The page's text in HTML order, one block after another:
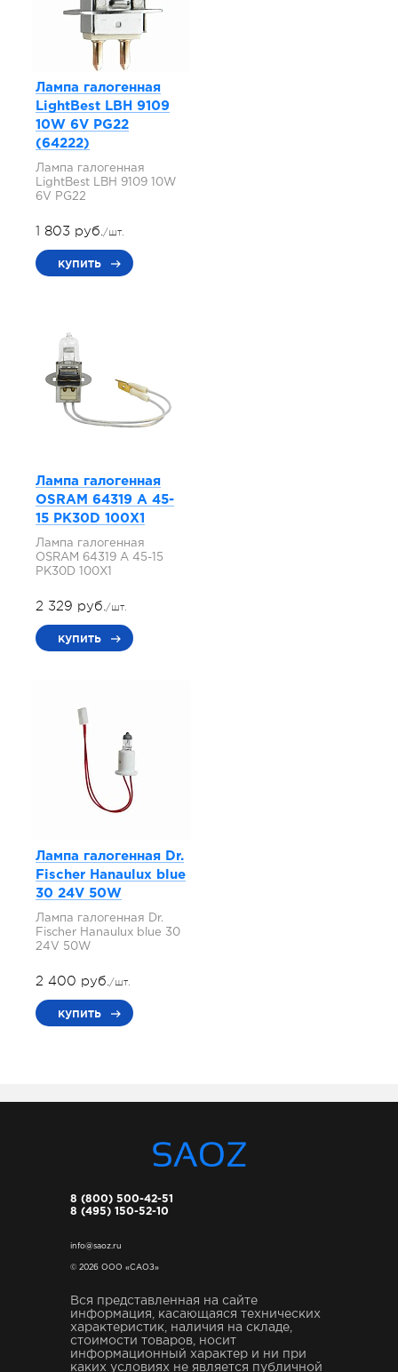
Лампа галогенная
LightBest LBH 9109
10W 6V PG22
(64222)
Лампа галогенная
LightBest LBH 9109 10W
6V PG22
1 803 руб./шт.
купить
Лампа галогенная
OSRAM 64319 A 45-
15 PK30D 100X1
Лампа галогенная
OSRAM 64319 A 45-15
PK30D 100X1
2 329 руб./шт.
купить
Лампа галогенная Dr.
Fischer Hanaulux blue
30 24V 50W
Лампа галогенная Dr.
Fischer Hanaulux blue 30
24V 50W
2 400 руб./шт.
купить
8 (800) 500-42-51
8 (495) 150-52-10
info@saoz.ru
© 2026 ООО «САОЗ»
Вся представленная на сайте
информация, касающаяся технических
характеристик, наличия на складе,
стоимости товаров, носит
информационный характер и ни при
каких условиях не является публичной